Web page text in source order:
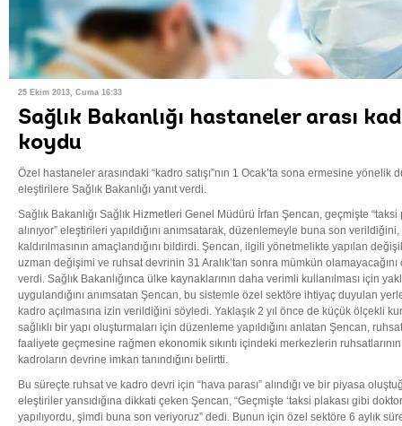
25 Ekim 2013, Cuma 16:33
Sağlık Bakanlığı hastaneler arası
koydu
Özel hastaneler arasındaki “kadro satışı”nın 1 Ocak’ta sona ermesine
eleştirilere Sağlık Bakanlığı yanıt verdi.
Sağlık Bakanlığı Sağlık Hizmetleri Genel Müdürü İrfan Şencan, geçmişte
alınıyor” eleştirileri yapıldığını anımsatarak, düzenlemeyle buna son
kaldırılmasının amaçlandığını bildirdi. Şencan, ilgili yönetmelikte yapılan
uzman değişimi ve ruhsat devrinin 31 Aralık’tan sonra mümkün
verdi. Sağlık Bakanlığınca ülke kaynaklarının daha verimli kullanılması için
uygulandığını anımsatan Şencan, bu sistemle özel sektöre ihtiyaç duyulan
kadro açılmasına izin verildiğini söyledi. Yaklaşık 2 yıl önce de küçük ölçekli
sağlıklı bir yapı oluşturmaları için düzenleme yapıldığını anlatan Şencan,
faaliyete geçmesine rağmen ekonomik sıkıntı içindeki merkezlerin
kadroların devrine imkan tanındığını belirtti.
Bu süreçte ruhsat ve kadro devri için “hava parası” alındığı ve bir piyasa
eleştiriler yansıdığına dikkati çeken Şencan, “Geçmişte ‘taksi plakası gibi
yapılıyordu, şimdi buna son veriyoruz” dedi. Bunun için özel sektöre 6 aylık